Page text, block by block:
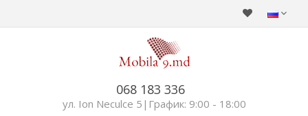
068 183 336
ул. Ion Neculce 5|График: 9:00 - 18:00